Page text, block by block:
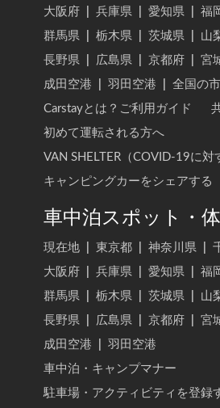
大阪府
兵庫県 愛知県 福
群馬県
栃木県 茨城県 山
長野県
広島県 京都府 宮
成田空港
羽田空港
全国の
Carstayとは？ご利用ガイド
初めて運転される方へ
VAN SHELTER（COVID-19に対
キャンピングカーをシェアする
車中泊スポット・
現在地 東京都 神奈川県
大阪府
兵庫県 愛知県 福
群馬県
栃木県 茨城県 山
長野県
広島県 京都府 宮
成田空港
羽田空港
車中泊・キャンプマナー
駐車場・アクティビティを登録